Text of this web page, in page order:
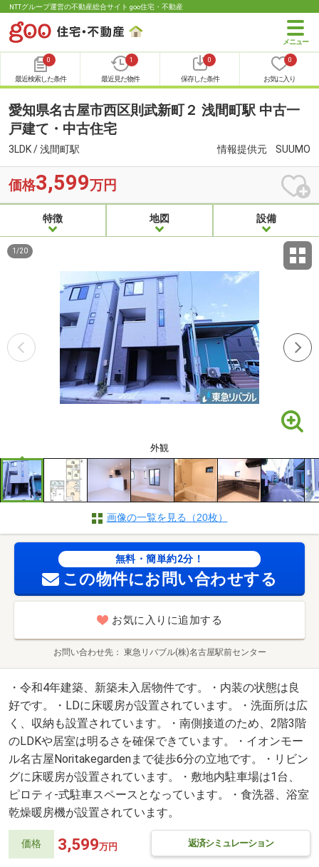
NTTグループ運営の不動産総合サイト goo住宅・不動産
0
最近検索した条件
1
最近見た物件
0
保存した条件
0
お気に入り
愛知県名古屋市西区則武新町２ 浅間町駅 中古一
戸建て・中古住宅
3LDK / 浅間町駅 情報提供元 SUUMO
価格3,599万円
特徴 地図 設備
外観
1 /20
画像の一覧を見る（20枚）
無料・簡単約2分！
この物件にお問い合わせする
お気に入りに追加する
お問い合わせ先 東急リバブル(株)名古屋駅前センター
・令和4年建築、新築未入居物件です。・内装の状態は良
好です。・LDに床暖房が設置されています。・洗面所は広
く、収納も設置されています。・南側接道のため、2階3階
のLDKや居室は明るさを確保できています。・イオンモー
ル名古屋Noritakegardenまで徒歩6分の立地です。・リビン
グに床暖房が設置されています。・敷地内駐車場は1台、
ピロティ-式駐車スペースとなっています。・食洗器、浴室
乾燥暖房機が設置されています。
価格 返済シミュレーション
3,599万円